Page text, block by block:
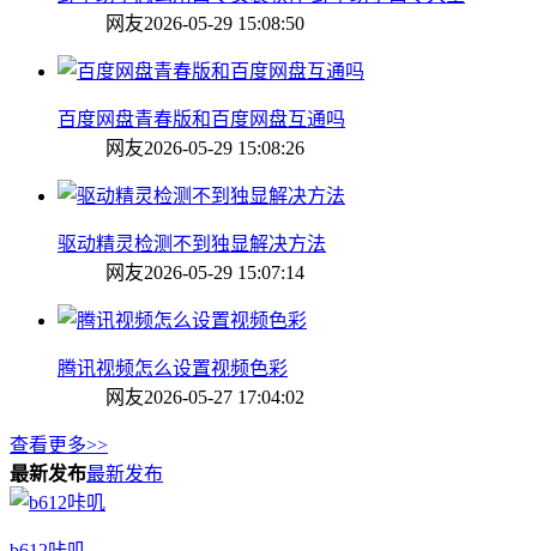
网友2026-05-29 15:08:50
百度网盘青春版和百度网盘互通吗
网友2026-05-29 15:08:26
驱动精灵检测不到独显解决方法
网友2026-05-29 15:07:14
腾讯视频怎么设置视频色彩
网友2026-05-27 17:04:02
查看更多>>
最新发布最新发布